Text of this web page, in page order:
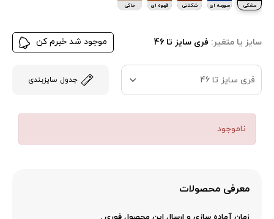
مشکی سورمه ای شکلاتی قهوه ای خاکی
سایز یا متغیر: فری سایز تا 46 موجود شد خبرم کن
فری سایز تا 46 جدول سایزبندی
ناموجود
معرفی محصولات